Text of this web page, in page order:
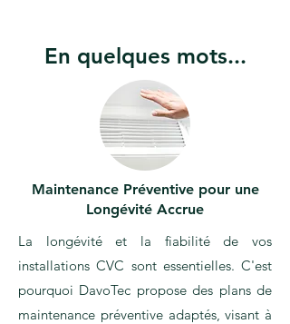
En quelques mots...
Maintenance Préventive pour une
Longévité Accrue
La longévité et la fiabilité de vos
installations CVC sont essentielles. C'est
pourquoi DavoTec propose des plans de
maintenance préventive adaptés, visant à